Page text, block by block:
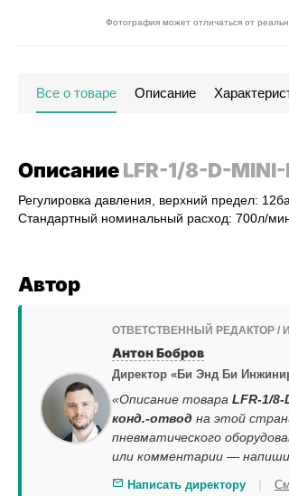
Фотография может отличаться от
Все о товаре Описание
ОписаниеLFR-1/8-D-
Регулировка давления, верхний предел:
Стандартный номинальный расход: 700л/
Автор
ОТВЕТСТВЕННЫЙ РЕДАКТОР /
Антон Бобров
Директор «Би Энд Би
«Описание товара LFR-1/8-
конд.-отвод на этой
пневматического
или комментарии —
Написать директору |